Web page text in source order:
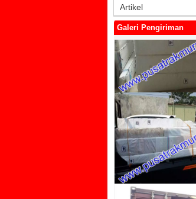
Artikel
Galeri Pengiriman